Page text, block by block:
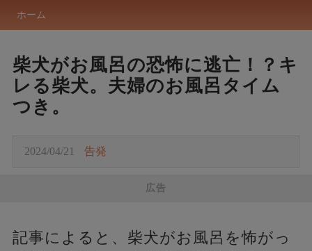
ホーム
柴犬がお風呂の恐怖に逃亡！？キ
レる柴犬。夫婦のお風呂タイム
つき。
2024/04/21 告発
広告
記事によると、柴犬がお風呂を怖がっ